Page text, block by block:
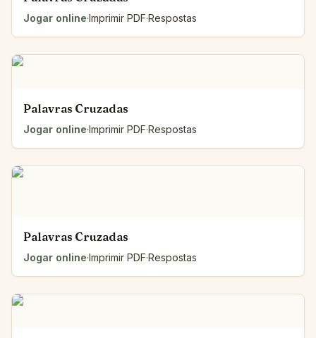
Jogar online·Imprimir PDF·Respostas
Palavras Cruzadas
Jogar online·Imprimir PDF·Respostas
Palavras Cruzadas
Jogar online·Imprimir PDF·Respostas